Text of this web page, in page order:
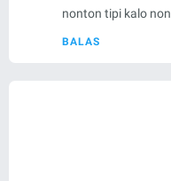
nonton tipi kalo
BALAS